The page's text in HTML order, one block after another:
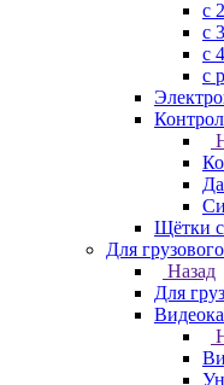
с
с
с
с
Щётки
Для
Назад
Для